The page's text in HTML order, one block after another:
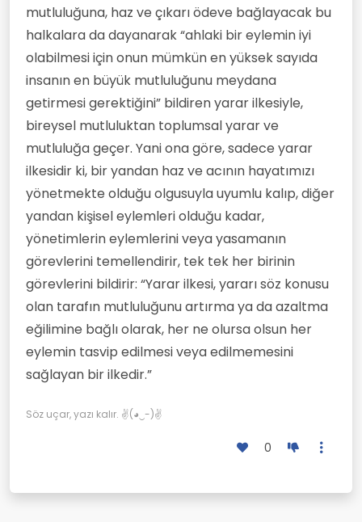
mutluluğuna, haz ve çıkarı ödeve bağlayacak bu
halkalara da dayanarak “ahlaki bir eylemin iyi
olabilmesi için onun mümkün en yüksek sayıda
insanın en büyük mutluluğunu meydana
getirmesi gerektiğini” bildiren yarar ilkesiyle,
bireysel mutluluktan toplumsal yarar ve
mutluluğa geçer. Yani ona göre, sadece yarar
ilkesidir ki, bir yandan haz ve acının hayatımızı
yönetmekte olduğu olgusuyla uyumlu kalıp, diğer
yandan kişisel eylemleri olduğu kadar,
yönetimlerin eylemlerini veya yasamanın
görevlerini temellendirir, tek tek her birinin
görevlerini bildirir: “Yarar ilkesi, yararı söz konusu
olan tarafın mutluluğunu artırma ya da azaltma
eğilimine bağlı olarak, her ne olursa olsun her
eylemin tasvip edilmesi veya edilmemesini
sağlayan bir ilkedir.”
Söz uçar, yazı kalır. ✌(◕‿-)✌
0